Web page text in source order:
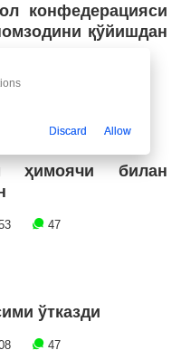
конфедерацияси
қўйишдан
ҳимоячи билан
47
ўтказди
47
Discard Allow